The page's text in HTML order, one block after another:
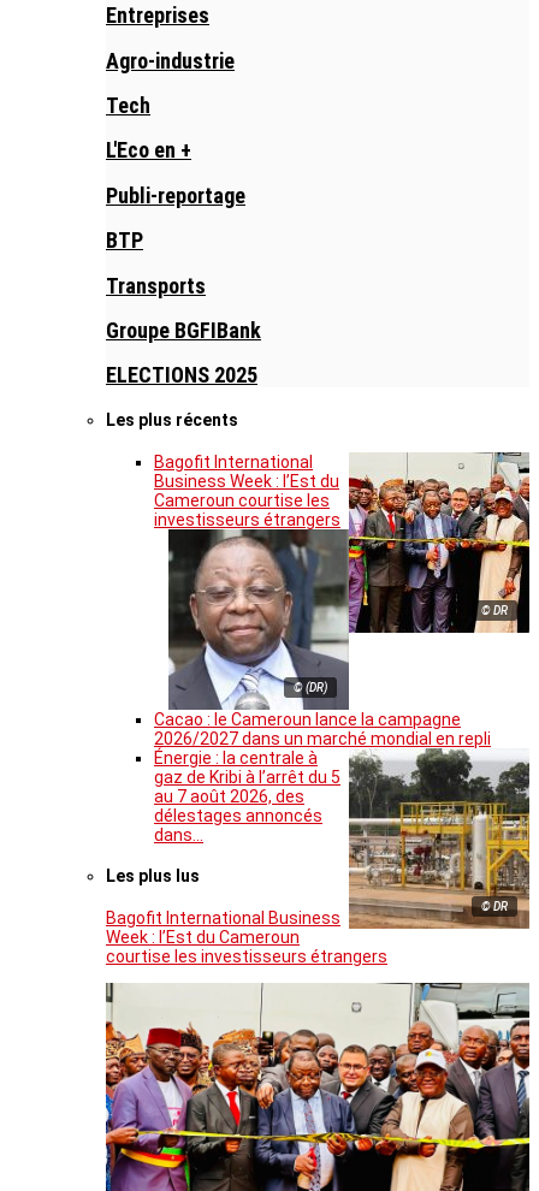
Entreprises
Agro-industrie
Tech
L'Eco en +
Publi-reportage
BTP
Transports
Groupe BGFIBank
ELECTIONS 2025
Les plus récents
© DR
Bagofit International
Business Week : l’Est du
Cameroun courtise les
investisseurs étrangers
© (DR)
Cacao : le Cameroun lance la campagne
2026/2027 dans un marché mondial en repli
© DR
Énergie : la centrale à
gaz de Kribi à l’arrêt du 5
au 7 août 2026, des
délestages annoncés
dans…
Les plus lus
Bagofit International Business
Week : l’Est du Cameroun
courtise les investisseurs étrangers